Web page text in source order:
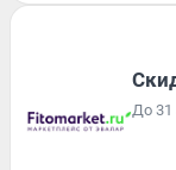
До 31